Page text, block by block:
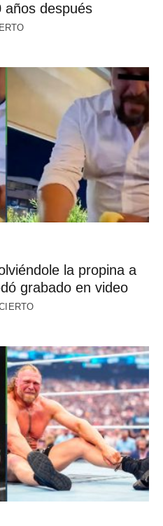
años después
la propina a
grabado en video